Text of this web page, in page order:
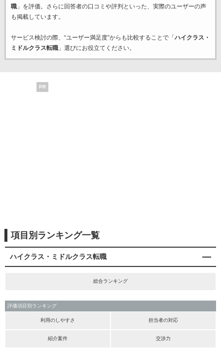
職」を評価。さらに回答者の口コミや評判といった、実際のユーザーの声
も掲載しています。
サービス検討の際、“ユーザー満足度”からも比較することで「 ハイクラス・
ミドルクラス転職」選びにお役立てください。
PR
項目別ランキング一覧
ハイクラス・ミドルクラス転職
総合ランキング
評価項目別ランキング
利用のしやすさ 担当者の対応
紹介案件 交渉力